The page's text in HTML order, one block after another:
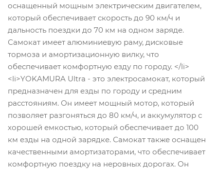
оснащенный мощным электрическим двигателем,
который обеспечивает скорость до 90 км/ч и
дальность поездки до 70 км на одном заряде.
Самокат имеет алюминиевую раму, дисковые
тормоза и амортизационную вилку, что
обеспечивает комфортную езду по городу. </li>
<li>YOKAMURA Ultra - это электросамокат, который
предназначен для езды по городу и средним
расстояниям. Он имеет мощный мотор, который
позволяет разгоняться до 80 км/ч, и аккумулятор с
хорошей емкостью, который обеспечивает до 100
км езды на одной зарядке. Самокат также оснащен
качественными амортизаторами, что обеспечивает
комфортную поездку на неровных дорогах. Он